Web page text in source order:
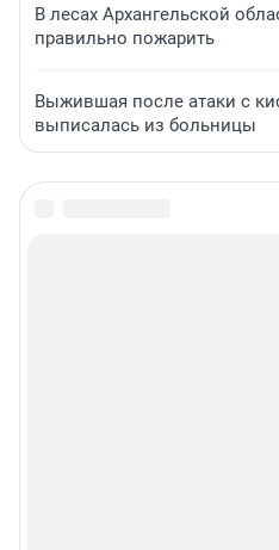
В лесах Архангельской
правильно пожарить
Выжившая после атаки с
выписалась из больницы